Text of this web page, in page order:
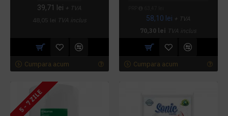
39,71 lei + TVA
48,05 lei TVA inclus
Cumpara acum
58,10 lei + TVA
70,30 lei TVA inclus
Cumpara acum
5 - 7 ZILE